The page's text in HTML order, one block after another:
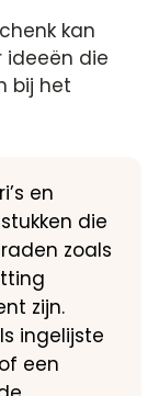
kan
ideeën die
bij het
en
die
zoals
zijn.
ingelijste
een